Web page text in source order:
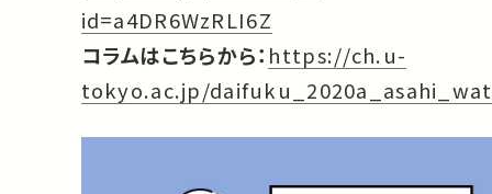
id=a4DR6WzRLI6Z
コラムはこちらから： https://ch.u-
tokyo.ac.jp/